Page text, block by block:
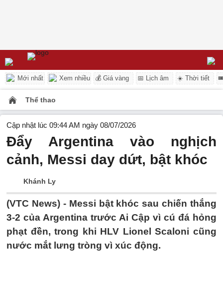
Mới nhất Xem nhiều 💰 Giá vàng 📅 Lịch âm ☀️ Thời tiết
Thể thao
Cập nhật lúc 09:44 AM ngày 08/07/2026
Đẩy Argentina vào nghịch
cảnh, Messi day dứt, bật khóc
Khánh Ly
(VTC News) - Messi bật khóc sau chiến thắng
3-2 của Argentina trước Ai Cập vì cú đá hỏng
phạt đền, trong khi HLV Lionel Scaloni cũng
nước mắt lưng tròng vì xúc động.